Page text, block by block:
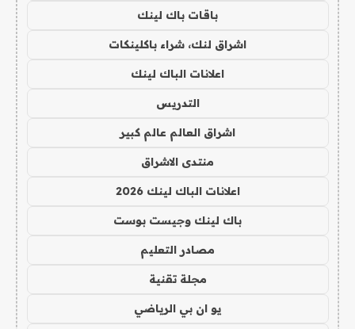
باقات باك لينك
اشراق لنك، شراء باكلينكات
اعلانات الباك لينك
التدريس
اشراق العالم عالم كبير
منتدى الاشراق
اعلانات الباك لينك 2026
باك لينك وجيست بوست
مصادر التعليم
مجلة تقنية
يو ان بي الرياضي